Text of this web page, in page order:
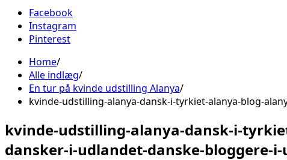
Facebook
Instagram
Pinterest
Home
Alle indlæg
En tur på kvinde udstilling Alanya
kvinde-udstilling-alanya-dansk-i-tyrkiet-alanya-blog-
kvinde-udstilling-alanya-dansk-i-
dansker-i-udlandet-danske-bloggere-